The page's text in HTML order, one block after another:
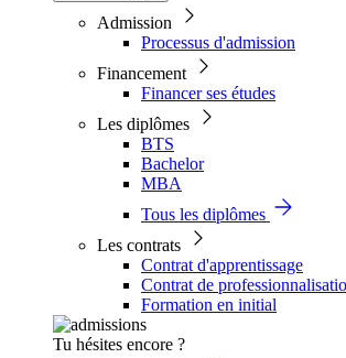
Admission
Processus d'admission
Financement
Financer ses études
Les diplômes
BTS
Bachelor
MBA
Tous les diplômes
Les contrats
Contrat d'apprentissage
Contrat de
Formation en initial
Tu hésites encore ?